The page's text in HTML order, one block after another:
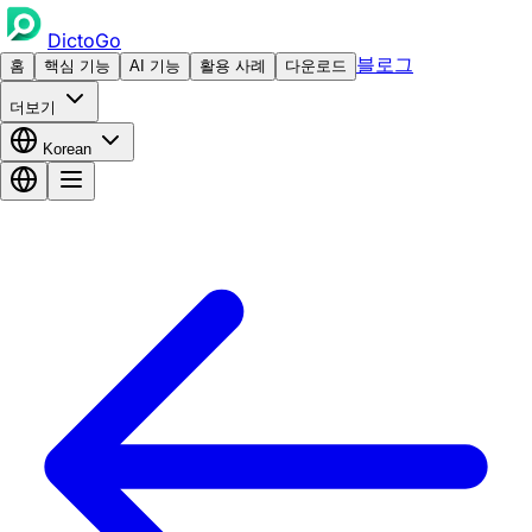
DictoGo
홈 핵심 기능 AI 기능 활용 사례 다운로드 블로그
더보기
Korean